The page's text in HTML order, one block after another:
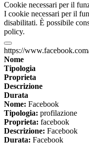
Cookie necessari per il
I cookie necessari per il
disabilitati. È possibile
policy.
https://
Nome
Tipologia
Proprieta
Descrizione
Durata
Nome: Facebook
Tipologia: profilazione
Proprieta: facebook
Descrizione: Facebook
Durata: Facebook